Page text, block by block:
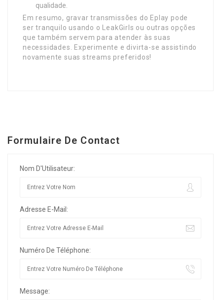
qualidade.
Em resumo, gravar transmissões do Eplay pode
ser tranquilo usando o LeakGirls ou outras opções
que também servem para atender às suas
necessidades. Experimente e divirta-se assistindo
novamente suas streams preferidos!
Formulaire De Contact
Nom D'Utilisateur:
Adresse E-Mail:
Numéro De Téléphone:
Message: